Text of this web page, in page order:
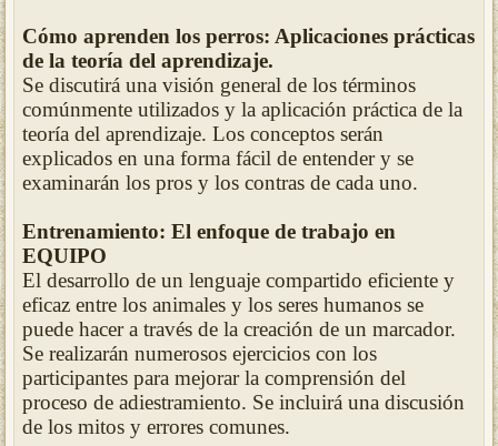
Cómo aprenden los perros: Aplicaciones prácticas
de la teoría del aprendizaje.
Se discutirá una visión general de los términos
comúnmente utilizados y la aplicación práctica de la
teoría del aprendizaje. Los conceptos serán
explicados en una forma fácil de entender y se
examinarán los pros y los contras de cada uno.
Entrenamiento: El enfoque de trabajo en
EQUIPO
El desarrollo de un lenguaje compartido eficiente y
eficaz entre los animales y los seres humanos se
puede hacer a través de la creación de un marcador.
Se realizarán numerosos ejercicios con los
participantes para mejorar la comprensión del
proceso de adiestramiento. Se incluirá una discusión
de los mitos y errores comunes.